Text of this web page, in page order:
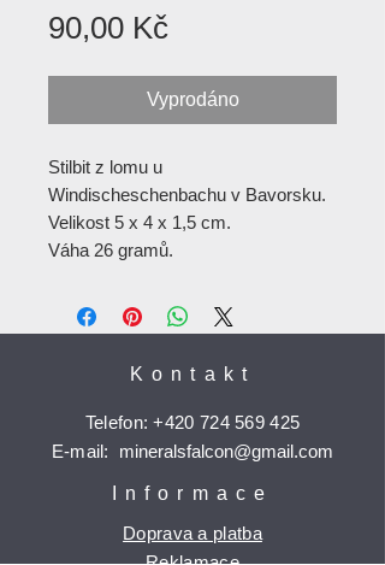
90,00 KčCena
Vyprodáno
Stilbit z lomu u
Windischeschenbachu v Bavorsku.
Velikost 5 x 4 x 1,5 cm.
Váha 26 gramů.
Kontakt
Telefon:+420 724 569 425
E-mail: mineralsfalcon@gmail.com
Informace
Doprava a platba